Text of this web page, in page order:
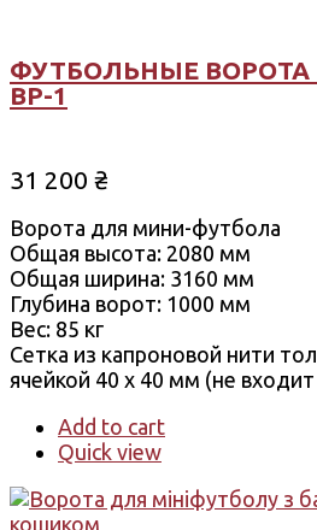
ФУТБОЛЬНЫЕ ВОРОТА
ВР-1
31 200 ₴
Ворота для мини-футбола
Общая высота: 2080 мм
Общая ширина: 3160 мм
Глубина ворот: 1000 мм
Вес: 85 кг
Сетка ​​из капроновой нити
ячейкой 40 х 40 мм (не
Add to cart
Quick view